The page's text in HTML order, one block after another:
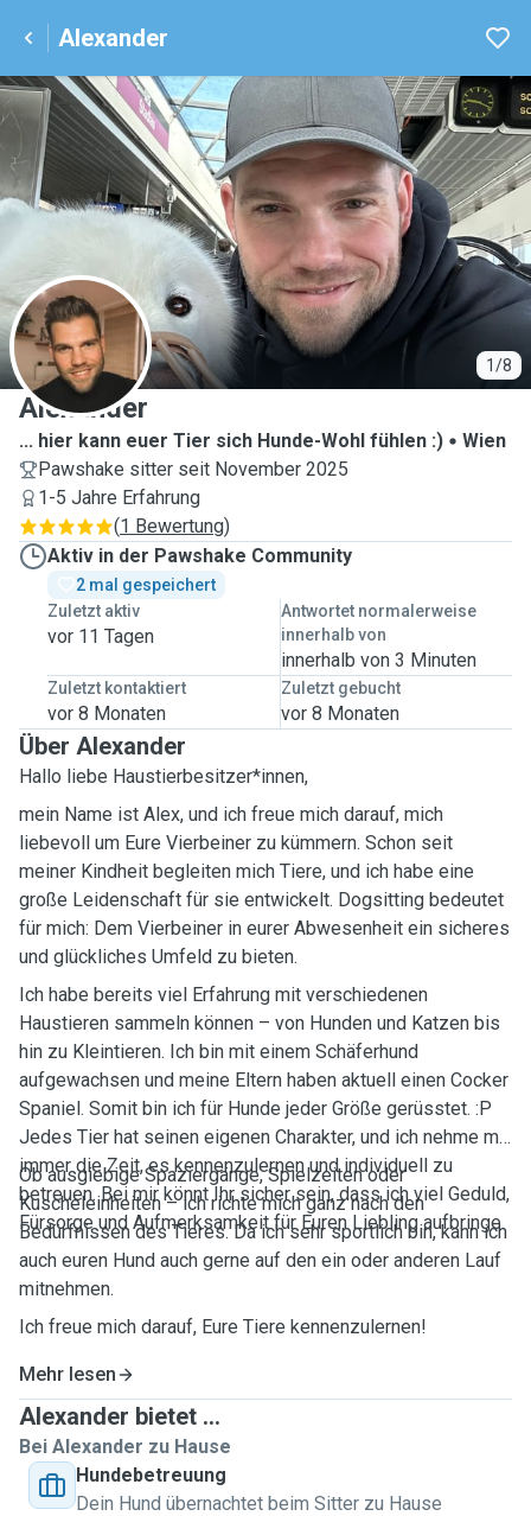
Alexander
1/8
A
Alexander
... hier kann euer Tier sich Hunde-Wohl fühlen :)
Wien
Pawshake sitter seit November 2025
1-5 Jahre Erfahrung
(1 Bewertung)
Aktiv in der Pawshake Community
2 mal gespeichert
Zuletzt aktiv
vor 11 Tagen
Antwortet normalerweise
innerhalb von
innerhalb von 3 Minuten
Zuletzt kontaktiert
vor 8 Monaten
Zuletzt gebucht
vor 8 Monaten
Über Alexander
Hallo liebe Haustierbesitzer*innen,
mein Name ist Alex, und ich freue mich darauf, mich
liebevoll um Eure Vierbeiner zu kümmern. Schon seit
meiner Kindheit begleiten mich Tiere, und ich habe eine
große Leidenschaft für sie entwickelt. Dogsitting bedeutet
für mich: Dem Vierbeiner in eurer Abwesenheit ein sicheres
und glückliches Umfeld zu bieten.
Ich habe bereits viel Erfahrung mit verschiedenen
Haustieren sammeln können – von Hunden und Katzen bis
hin zu Kleintieren. Ich bin mit einem Schäferhund
aufgewachsen und meine Eltern haben aktuell einen Cocker
Spaniel. Somit bin ich für Hunde jeder Größe gerüsstet. :P
Jedes Tier hat seinen eigenen Charakter, und ich nehme mir
immer die Zeit, es kennenzulernen und individuell zu
betreuen. Bei mir könnt Ihr sicher sein, dass ich viel Geduld,
Fürsorge und Aufmerksamkeit für Euren Liebling aufbringe.
Ob ausgiebige Spaziergänge, Spielzeiten oder
Kuscheleinheiten – ich richte mich ganz nach den
Bedürfnissen des Tieres. Da ich sehr sportlich bin, kann ich
auch euren Hund auch gerne auf den ein oder anderen Lauf
mitnehmen.
Ich freue mich darauf, Eure Tiere kennenzulernen!
Mehr lesen
Alexander bietet ...
Bei Alexander zu Hause
Hundebetreuung
Dein Hund übernachtet beim Sitter zu Hause